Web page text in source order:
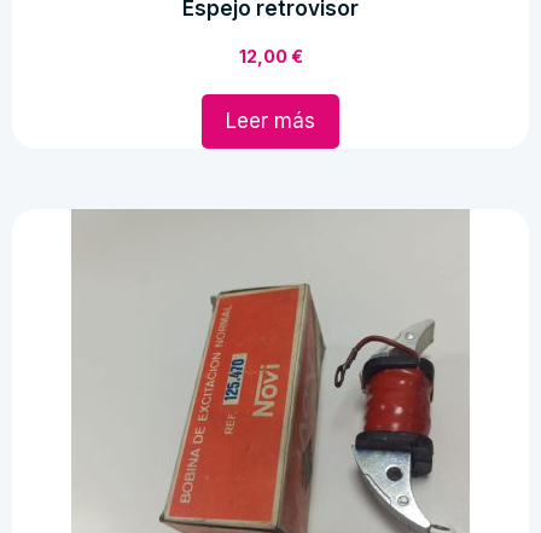
Espejo retrovisor
12,00€
Leer más